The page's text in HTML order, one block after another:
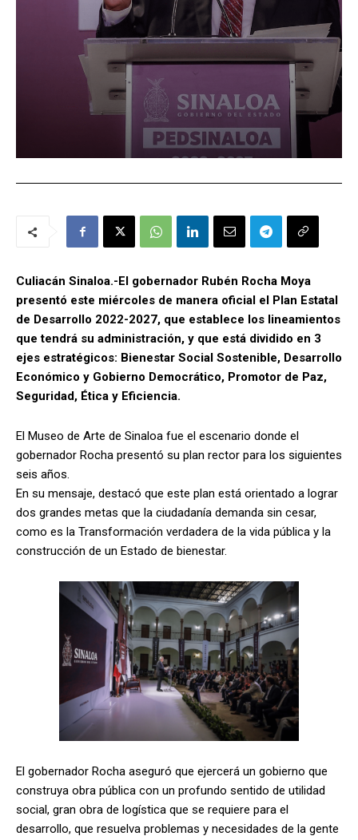
Culiacán Sinaloa.-El gobernador Rubén Rocha Moya
presentó este miércoles de manera oficial el Plan Estatal
de Desarrollo 2022-2027, que establece los lineamientos
que tendrá su administración, y que está dividido en 3
ejes estratégicos: Bienestar Social Sostenible, Desarrollo
Económico y Gobierno Democrático, Promotor de Paz,
Seguridad, Ética y Eficiencia.
El Museo de Arte de Sinaloa fue el escenario donde el
gobernador Rocha presentó su plan rector para los siguientes
seis años.
En su mensaje, destacó que este plan está orientado a lograr
dos grandes metas que la ciudadanía demanda sin cesar,
como es la Transformación verdadera de la vida pública y la
construcción de un Estado de bienestar.
El gobernador Rocha aseguró que ejercerá un gobierno que
construya obra pública con un profundo sentido de utilidad
social, gran obra de logística que se requiere para el
desarrollo, que resuelva problemas y necesidades de la gente